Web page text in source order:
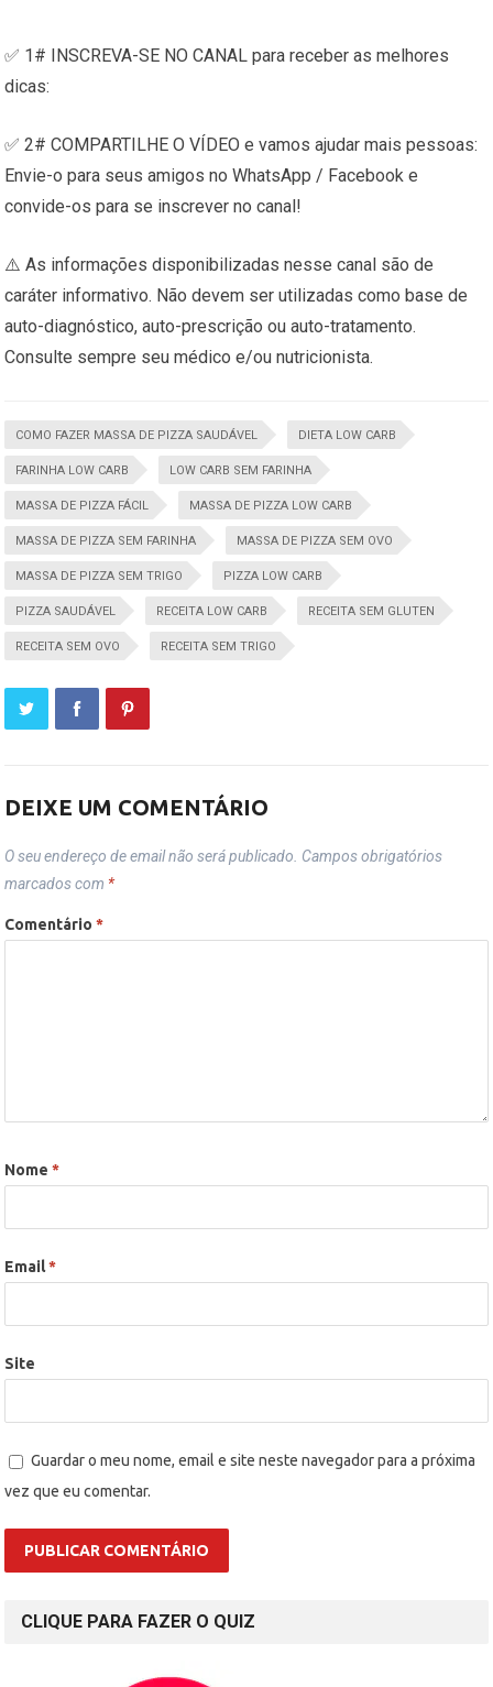
✅ 1# INSCREVA-SE NO CANAL para receber as melhores
dicas:
✅ 2# COMPARTILHE O VÍDEO e vamos ajudar mais pessoas:
Envie-o para seus amigos no WhatsApp / Facebook e
convide-os para se inscrever no canal!
⚠️ As informações disponibilizadas nesse canal são de
caráter informativo. Não devem ser utilizadas como base de
auto-diagnóstico, auto-prescrição ou auto-tratamento.
Consulte sempre seu médico e/ou nutricionista.
COMO FAZER MASSA DE PIZZA SAUDÁVEL DIETA LOW CARB
FARINHA LOW CARB LOW CARB SEM FARINHA
MASSA DE PIZZA FÁCIL MASSA DE PIZZA LOW CARB
MASSA DE PIZZA SEM FARINHA MASSA DE PIZZA SEM OVO
MASSA DE PIZZA SEM TRIGO PIZZA LOW CARB
PIZZA SAUDÁVEL RECEITA LOW CARB RECEITA SEM GLUTEN
RECEITA SEM OVO RECEITA SEM TRIGO
DEIXE UM COMENTÁRIO
O seu endereço de email não será publicado. Campos obrigatórios
marcados com *
Comentário*
Nome*
Email*
Site
Guardar o meu nome, email e site neste navegador para a próxima
vez que eu comentar.
CLIQUE PARA FAZER O QUIZ